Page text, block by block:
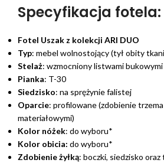
Specyfikacja fotela:
Fotel Uszak z kolekcji ARI DUO
Typ: mebel wolnostojący (tył obity
Stelaż: wzmocniony listwami bukowymi
Pianka: T-30
Siedzisko: na sprężynie falistej
Oparcie: profilowane (zdobienie
materiałowymi)
Kolor nóżek: do wyboru*
Kolor obicia: do wyboru*
Zdobienie żyłką: boczki, siedzisko oraz